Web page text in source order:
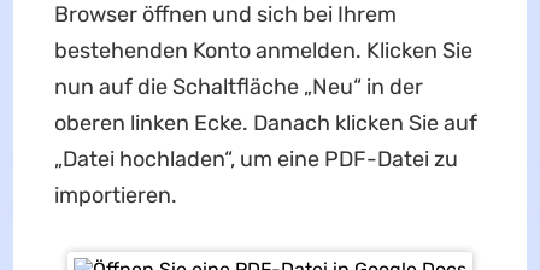
Browser öffnen und sich bei Ihrem
bestehenden Konto anmelden. Klicken Sie
nun auf die Schaltfläche „Neu“ in der
oberen linken Ecke. Danach klicken Sie auf
„Datei hochladen“, um eine PDF-Datei zu
importieren.